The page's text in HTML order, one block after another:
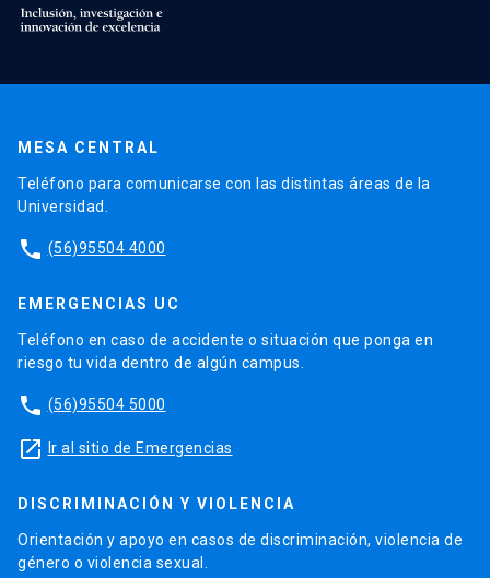
MESA CENTRAL
Teléfono para comunicarse con las distintas áreas de la
Universidad.
phone (56)95504 4000
EMERGENCIAS UC
Teléfono en caso de accidente o situación que ponga en
riesgo tu vida dentro de algún campus.
phone (56)95504 5000
launch Ir al sitio de Emergencias
DISCRIMINACIÓN Y VIOLENCIA
Orientación y apoyo en casos de discriminación, violencia de
género o violencia sexual.